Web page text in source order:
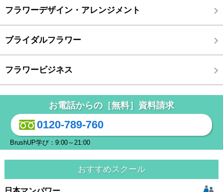
フラワーデザイン・アレンジメント
ブライダルフラワー
フラワービジネス
お電話からの［無料］資料請求
0120-789-760
BrushUP学び：9:00～21:00
おすすめスクール